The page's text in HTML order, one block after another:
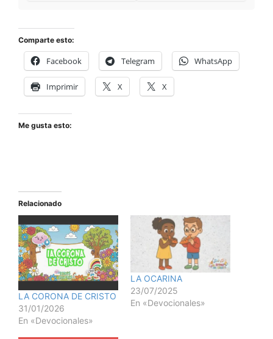
Comparte esto:
Facebook Telegram WhatsApp
Imprimir X X
Me gusta esto:
Relacionado
LA CORONA DE CRISTO
31/01/2026
En «Devocionales»
LA OCARINA
23/07/2025
En «Devocionales»